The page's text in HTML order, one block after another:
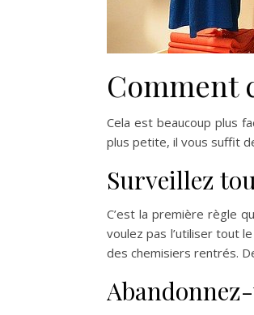
Comment
Cela est beaucoup plus
plus petite, il vous suffit
Surveillez
C’est la première règle
voulez pas l’utiliser tout
des chemisiers rentrés.